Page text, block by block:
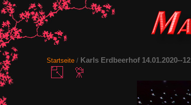
Startseite / Karls Erdbeerhof 14.01.2020--12